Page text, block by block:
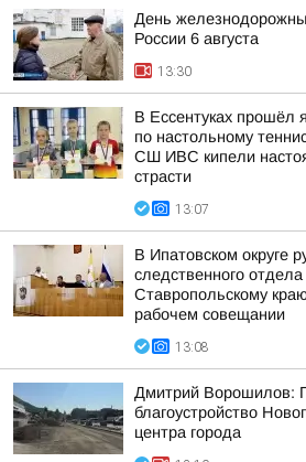
День
России 6 августа
13:30
В Ессентуках прошёл
по настольному
СШ ИВС кипели
страсти
13:07
В Ипатовском округе
следственного
Ставропольскому
рабочем совещании
13:08
Дмитрий Ворошилов:
благоустройство
центра города